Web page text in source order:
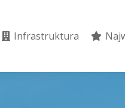
Infrastruktura
Infrastruktura